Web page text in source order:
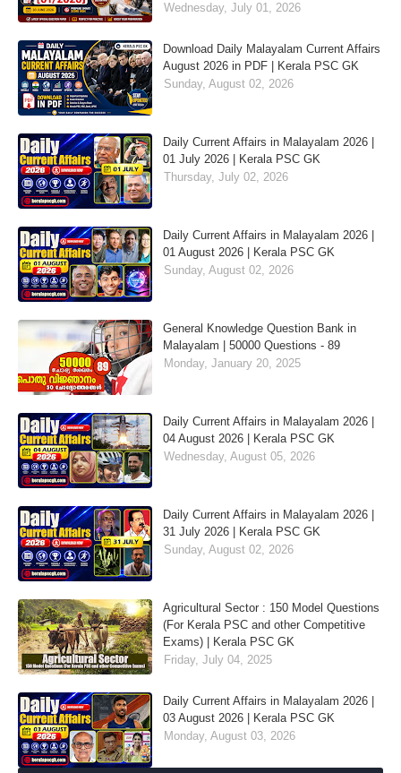
Wednesday, July 01, 2026
Download Daily Malayalam Current Affairs
August 2026 in PDF | Kerala PSC GK
Sunday, August 02, 2026
Daily Current Affairs in Malayalam 2026 |
01 July 2026 | Kerala PSC GK
Thursday, July 02, 2026
Daily Current Affairs in Malayalam 2026 |
01 August 2026 | Kerala PSC GK
Sunday, August 02, 2026
General Knowledge Question Bank in
Malayalam | 50000 Questions - 89
Monday, January 20, 2025
Daily Current Affairs in Malayalam 2026 |
04 August 2026 | Kerala PSC GK
Wednesday, August 05, 2026
Daily Current Affairs in Malayalam 2026 |
31 July 2026 | Kerala PSC GK
Sunday, August 02, 2026
Agricultural Sector : 150 Model Questions
(For Kerala PSC and other Competitive
Exams) | Kerala PSC GK
Friday, July 04, 2025
Daily Current Affairs in Malayalam 2026 |
03 August 2026 | Kerala PSC GK
Monday, August 03, 2026